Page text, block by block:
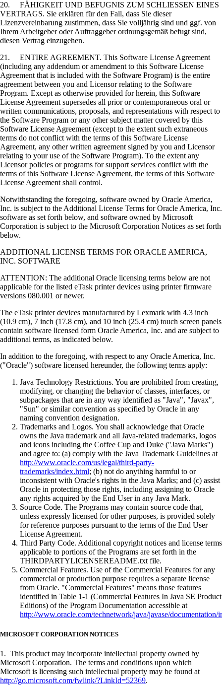
20. FÄHIGKEIT UND BEFUGNIS ZUM SCHLIESSEN EINES
VERTRAGS. Sie erklären für den Fall, dass Sie dieser
Lizenzvereinbarung zustimmen, dass Sie volljährig sind und ggf. von
Ihrem Arbeitgeber oder Auftraggeber ordnungsgemäß befugt sind,
diesen Vertrag einzugehen.
21. ENTIRE AGREEMENT. This Software License Agreement
(including any addendum or amendment to this Software License
Agreement that is included with the Software Program) is the entire
agreement between you and Licensor relating to the Software
Program. Except as otherwise provided for herein, this Software
License Agreement supersedes all prior or contemporaneous oral or
written communications, proposals, and representations with respect to
the Software Program or any other subject matter covered by this
Software License Agreement (except to the extent such extraneous
terms do not conflict with the terms of this Software License
Agreement, any other written agreement signed by you and Licensor
relating to your use of the Software Program). To the extent any
Licensor policies or programs for support services conflict with the
terms of this Software License Agreement, the terms of this Software
License Agreement shall control.
Notwithstanding the foregoing, software owned by Oracle America,
Inc. is subject to the Additional License Terms for Oracle America, Inc.
software as set forth below, and software owned by Microsoft
Corporation is subject to the Microsoft Corporation Notices as set forth
below.
ADDITIONAL LICENSE TERMS FOR ORACLE AMERICA,
INC. SOFTWARE
ATTENTION: The additional Oracle licensing terms below are not
applicable for the listed eTask printer devices using printer firmware
versions 080.001 or newer.
The eTask printer devices manufactured by Lexmark with 4.3 inch
(10.9 cm), 7 inch (17.8 cm), and 10 inch (25.4 cm) touch screen panels
contain software licensed form Oracle America, Inc. and are subject to
additional terms, as indicated below.
In addition to the foregoing, with respect to any Oracle America, Inc.
("Oracle") software licensed hereunder, the following terms apply:
Java Technology Restrictions. You are prohibited from creating,
modifying, or changing the behavior of classes, interfaces, or
subpackages that are in any way identified as "Java", "Javax",
"Sun" or similar convention as specified by Oracle in any
naming convention designation.
Trademarks and Logos. You shall acknowledge that Oracle
owns the Java trademark and all Java-related trademarks, logos
and icons including the Coffee Cup and Duke ("Java Marks")
and agree to: (a) comply with the Java Trademark Guidelines at
http://www.oracle.com/us/legal/third-party-
trademarks/index.html; (b) not do anything harmful to or
inconsistent with Oracle's rights in the Java Marks; and (c) assist
Oracle in protecting those rights, including assigning to Oracle
any rights acquired by the End User in any Java Mark.
Source Code. The Programs may contain source code that,
unless expressly licensed for other purposes, is provided solely
for reference purposes pursuant to the terms of the End User
License Agreement.
Third Party Code. Additional copyright notices and license terms
applicable to portions of the Programs are set forth in the
THIRDPARTYLICENSEREADME.txt file.
Commercial Features. Use of the Commercial Features for any
commercial or production purpose requires a separate license
from Oracle. "Commercial Features" means those features
identified in Table 1-1 (Commercial Features In Java SE Product
Editions) of the Program Documentation accessible at
http://www.oracle.com/technetwork/java/javase/documentation/
MICROSOFT CORPORATION NOTICES
1. This product may incorporate intellectual property owned by
Microsoft Corporation. The terms and conditions upon which
Microsoft is licensing such intellectual property may be found at
http://go.microsoft.com/fwlink/?LinkId=52369.